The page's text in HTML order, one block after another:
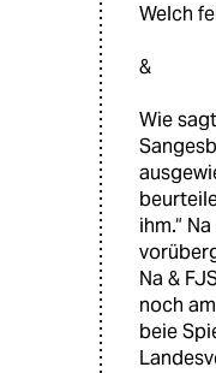
Welch
&
Wie
ihm.“
Na &
noch
beie